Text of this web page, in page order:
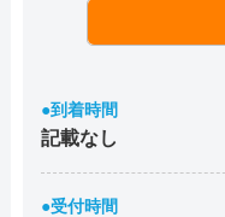
●到着時間
記載なし
●受付時間